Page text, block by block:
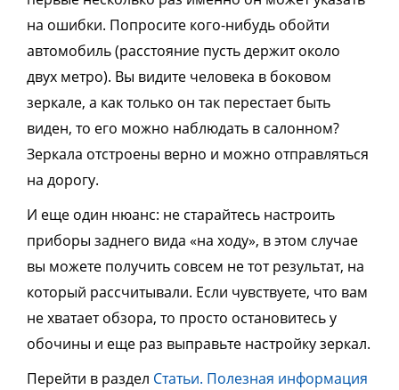
на ошибки. Попросите кого-нибудь обойти
автомобиль (расстояние пусть держит около
двух метро). Вы видите человека в боковом
зеркале, а как только он так перестает быть
виден, то его можно наблюдать в салонном?
Зеркала отстроены верно и можно отправляться
на дорогу.
И еще один нюанс: не старайтесь настроить
приборы заднего вида «на ходу», в этом случае
вы можете получить совсем не тот результат, на
который рассчитывали. Если чувствуете, что вам
не хватает обзора, то просто остановитесь у
обочины и еще раз выправьте настройку зеркал.
Перейти в раздел Статьи. Полезная информация